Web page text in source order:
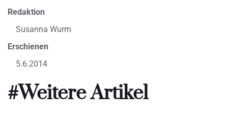
Redaktion
Susanna Wurm
Erschienen
5.6.2014
#Weitere Artikel